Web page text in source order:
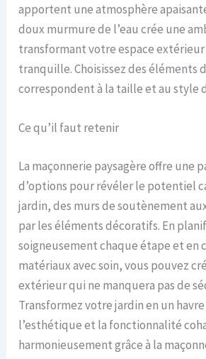
apportent une atmosphère
doux murmure de l’eau crée une
transformant votre espace
tranquille. Choisissez des éléments
correspondent à la taille et au style
Ce qu’il faut retenir
La maçonnerie paysagère offre une
d’options pour révéler le potentiel
jardin, des murs de soutènement
par les éléments décoratifs. En
soigneusement chaque étape et en
matériaux avec soin, vous pouvez
extérieur qui ne manquera pas de
Transformez votre jardin en un
l’esthétique et la fonctionnalité
harmonieusement grâce à la